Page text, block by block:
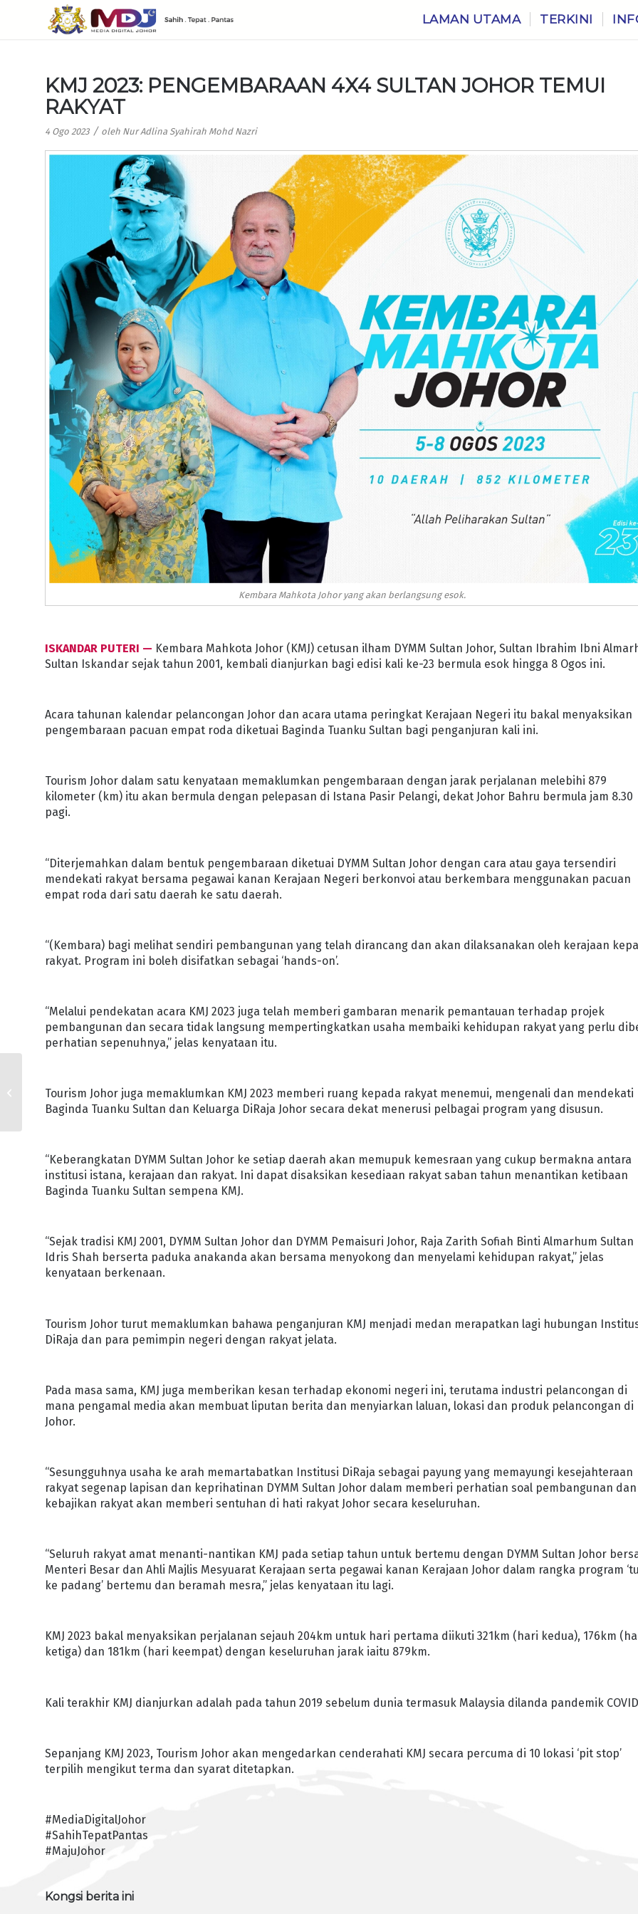
LAMAN UTAMA TERKINI
KMJ 2023: PENGEMBARAAN 4X4 SULTAN JOHOR TEMUI
RAKYAT
4 Ogo 2023 / oleh Nur Adlina Syahirah Mohd Nazri
Kembara Mahkota Johor yang akan berlangsung esok.
ISKANDAR PUTERI — Kembara Mahkota Johor (KMJ) cetusan ilham DYMM Sultan Johor, Sultan Ibrahim Ibni
Sultan Iskandar sejak tahun 2001, kembali dianjurkan bagi edisi kali ke-23 bermula esok hingga 8 Ogos ini.
Acara tahunan kalendar pelancongan Johor dan acara utama peringkat Kerajaan Negeri itu bakal menyaksikan
pengembaraan pacuan empat roda diketuai Baginda Tuanku Sultan bagi penganjuran kali ini.
Tourism Johor dalam satu kenyataan memaklumkan pengembaraan dengan jarak perjalanan melebihi 879
kilometer (km) itu akan bermula dengan pelepasan di Istana Pasir Pelangi, dekat Johor Bahru bermula jam 8.30
pagi.
“Diterjemahkan dalam bentuk pengembaraan diketuai DYMM Sultan Johor dengan cara atau gaya tersendiri
mendekati rakyat bersama pegawai kanan Kerajaan Negeri berkonvoi atau berkembara menggunakan pacuan
empat roda dari satu daerah ke satu daerah.
“(Kembara) bagi melihat sendiri pembangunan yang telah dirancang dan akan dilaksanakan oleh kerajaan
rakyat. Program ini boleh disifatkan sebagai ‘hands-on’.
“Melalui pendekatan acara KMJ 2023 juga telah memberi gambaran menarik pemantauan terhadap projek
pembangunan dan secara tidak langsung mempertingkatkan usaha membaiki kehidupan rakyat yang perlu
perhatian sepenuhnya,” jelas kenyataan itu.
Tourism Johor juga memaklumkan KMJ 2023 memberi ruang kepada rakyat menemui, mengenali dan mendekati
Baginda Tuanku Sultan dan Keluarga DiRaja Johor secara dekat menerusi pelbagai program yang disusun.
“Keberangkatan DYMM Sultan Johor ke setiap daerah akan memupuk kemesraan yang cukup bermakna antara
institusi istana, kerajaan dan rakyat. Ini dapat disaksikan kesediaan rakyat saban tahun menantikan ketibaan
Baginda Tuanku Sultan sempena KMJ.
“Sejak tradisi KMJ 2001, DYMM Sultan Johor dan DYMM Pemaisuri Johor, Raja Zarith Sofiah Binti Almarhum Sultan
Idris Shah berserta paduka anakanda akan bersama menyokong dan menyelami kehidupan rakyat,” jelas
kenyataan berkenaan.
Tourism Johor turut memaklumkan bahawa penganjuran KMJ menjadi medan merapatkan lagi hubungan
DiRaja dan para pemimpin negeri dengan rakyat jelata.
Pada masa sama, KMJ juga memberikan kesan terhadap ekonomi negeri ini, terutama industri pelancongan di
mana pengamal media akan membuat liputan berita dan menyiarkan laluan, lokasi dan produk pelancongan di
Johor.
“Sesungguhnya usaha ke arah memartabatkan Institusi DiRaja sebagai payung yang memayungi kesejahteraan
rakyat segenap lapisan dan keprihatinan DYMM Sultan Johor dalam memberi perhatian soal pembangunan dan
kebajikan rakyat akan memberi sentuhan di hati rakyat Johor secara keseluruhan.
“Seluruh rakyat amat menanti-nantikan KMJ pada setiap tahun untuk bertemu dengan DYMM Sultan Johor
Menteri Besar dan Ahli Majlis Mesyuarat Kerajaan serta pegawai kanan Kerajaan Johor dalam rangka program
ke padang’ bertemu dan beramah mesra,” jelas kenyataan itu lagi.
KMJ 2023 bakal menyaksikan perjalanan sejauh 204km untuk hari pertama diikuti 321km (hari kedua), 176km
ketiga) dan 181km (hari keempat) dengan keseluruhan jarak iaitu 879km.
Kali terakhir KMJ dianjurkan adalah pada tahun 2019 sebelum dunia termasuk Malaysia dilanda pandemik
Sepanjang KMJ 2023, Tourism Johor akan mengedarkan cenderahati KMJ secara percuma di 10 lokasi ‘pit stop’
terpilih mengikut terma dan syarat ditetapkan.
#MediaDigitalJohor
#SahihTepatPantas
#MajuJohor
Kongsi berita ini
FOREST CITY LANCAR
SEPERTI DIRANCANG